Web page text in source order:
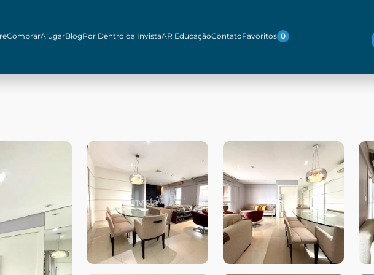
ComprarAlugarBlogPor Dentro da InvistaAR EducaçãoContatoFavoritos 0